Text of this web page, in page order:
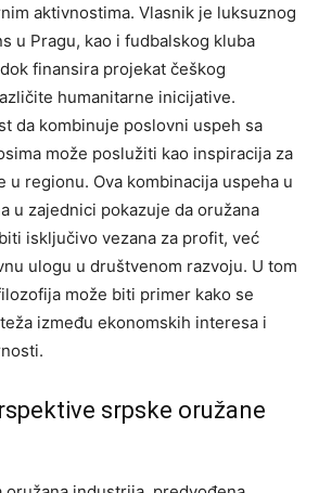
aktivnostima. Vlasnik je luksuznog
u Pragu, kao i fudbalskog kluba
finansira projekat češkog
humanitarne inicijative.
da kombinuje poslovni uspeh sa
može poslužiti kao inspiracija za
u regionu. Ova kombinacija uspeha u
u zajednici pokazuje da oružana
isključivo vezana za profit, već
ulogu u društvenom razvoju. U tom
može biti primer kako se
između ekonomskih interesa i
srpske oružane